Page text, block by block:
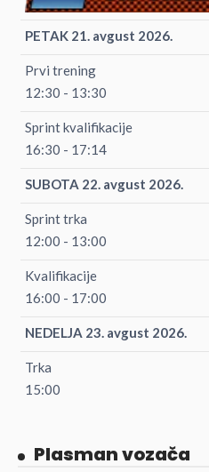
PETAK 21. avgust 2026.
Prvi trening
12:30 - 13:30
Sprint kvalifikacije
16:30 - 17:14
SUBOTA 22. avgust 2026.
Sprint trka
12:00 - 13:00
Kvalifikacije
16:00 - 17:00
NEDELJA 23. avgust 2026.
Trka
15:00
Plasman vozača